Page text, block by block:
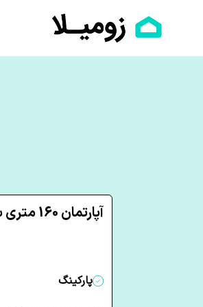
آپارتمان 160 متری سه خوابه در ابوذر تهران
پارکینگ